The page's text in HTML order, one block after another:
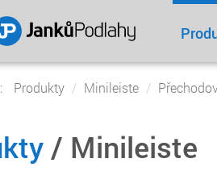
Produkty Minileiste
/ Minileiste